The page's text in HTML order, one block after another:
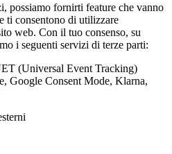
possiamo fornirti feature che vanno
ti consentono di utilizzare
web. Con il tuo consenso, su
i seguenti servizi di terze parti:
(Universal Event Tracking)
Google Consent Mode, Klarna,